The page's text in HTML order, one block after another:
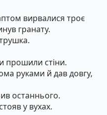
вирвалися троє
гранату.
прошили стіни.
руками й дав довгу,
останнього.
у вухах.